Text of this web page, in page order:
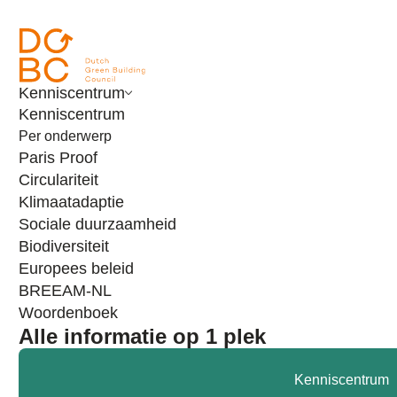
Kenniscentrum
Kenniscentrum
Per onderwerp
Paris Proof
Circulariteit
Klimaatadaptie
Sociale duurzaamheid
Biodiversiteit
Europees beleid
BREEAM-NL
Woordenboek
Alle informatie op 1 plek
Kenniscentrum
Alles binnen Paris Proof
Wat wij doen